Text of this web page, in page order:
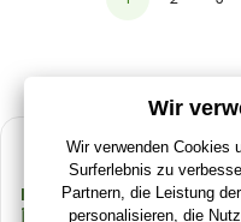
Breites Sortiment für
jedes Alter